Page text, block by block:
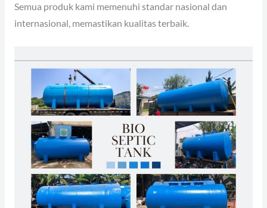
Semua produk kami memenuhi standar nasional dan
internasional, memastikan kualitas terbaik.